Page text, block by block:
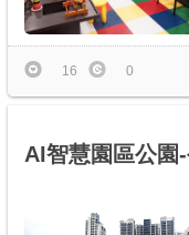
商家合作
推薦景點
16 0
AI智慧園區公園